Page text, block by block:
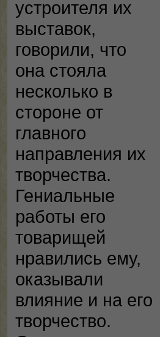
устроителя их
выставок,
говорили, что
она стояла
несколько в
стороне от
главного
направления их
творчества.
Гениальные
работы его
товарищей
нравились ему,
оказывали
влияние и на его
творчество.